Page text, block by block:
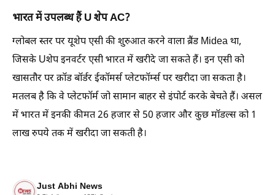
भारत में उपलब्ध हैं U शेप AC?
ग्लोबल स्तर पर यूशेप एसी की शुरुआत करने वाला ब्रैंड Midea था,
जिसके Uशेप इनवर्टर एसी भारत में खरीदे जा सकते हैं। इन एसी को
खासतौर पर क्रॉड बॉर्डर ईकॉमर्स प्लेटफॉर्म्स पर खरीदा जा सकता है।
मतलब है कि वे प्लेटफॉर्म जो सामान बाहर से इंपोर्ट करके बेचते हैं। असल
में भारत में इनकी कीमत 26 हजार से 50 हजार और कुछ मॉडल्स को 1
लाख रुपये तक में खरीदा जा सकती है।
Just Abhi News